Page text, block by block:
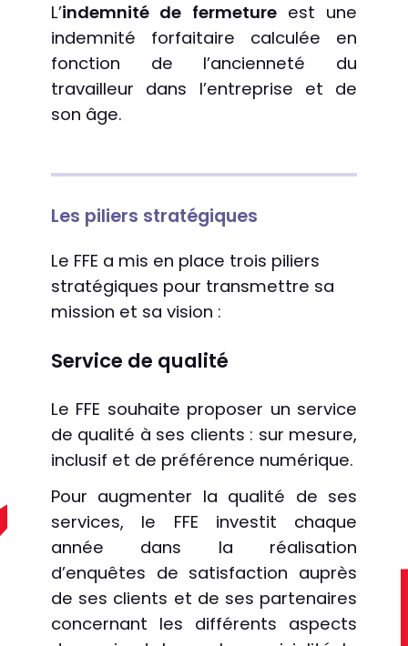
L’indemnité de fermetureest une
indemnité forfaitaire calculée en
fonction de l’ancienneté du
travailleur dans l’entreprise et de
son âge.
Les piliers stratégiques
Le FFE a mis en place trois piliers
stratégiques pour transmettre sa
mission et sa vision :
Service de qualité
Le FFE souhaite proposer un service
de qualité à ses clients : sur mesure,
inclusif et de préférence numérique.
Pour augmenter la qualité de ses
services, le FFE investit chaque
année dans la réalisation
d’enquêtes de satisfaction auprès
de ses clients et de ses partenaires
concernant les différents aspects